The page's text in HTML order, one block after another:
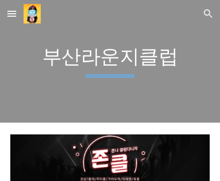
Skip to main content Skip to navigation
부산라운지클럽